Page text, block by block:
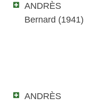
ANDRÈS
Bernard (1941)
ANDRÈS